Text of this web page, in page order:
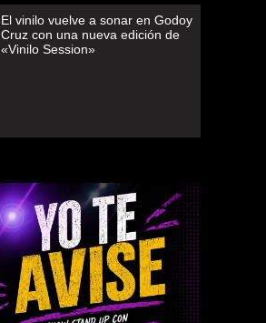
El vinilo vuelve a sonar en Godoy
Cruz con una nueva edición de
«Vinilo Session»